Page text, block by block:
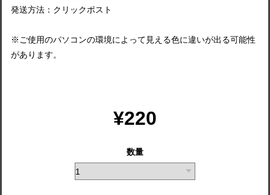
発送方法：クリックポスト
※ご使用のパソコンの環境によって見える色に違いが出る可能性
があります。
¥220
数量